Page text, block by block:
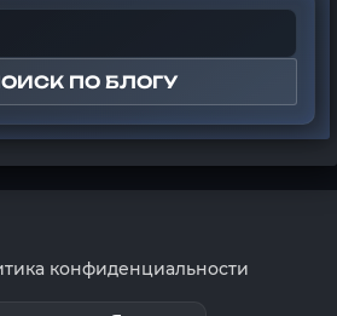
ПО БЛОГУ
конфиденциальности